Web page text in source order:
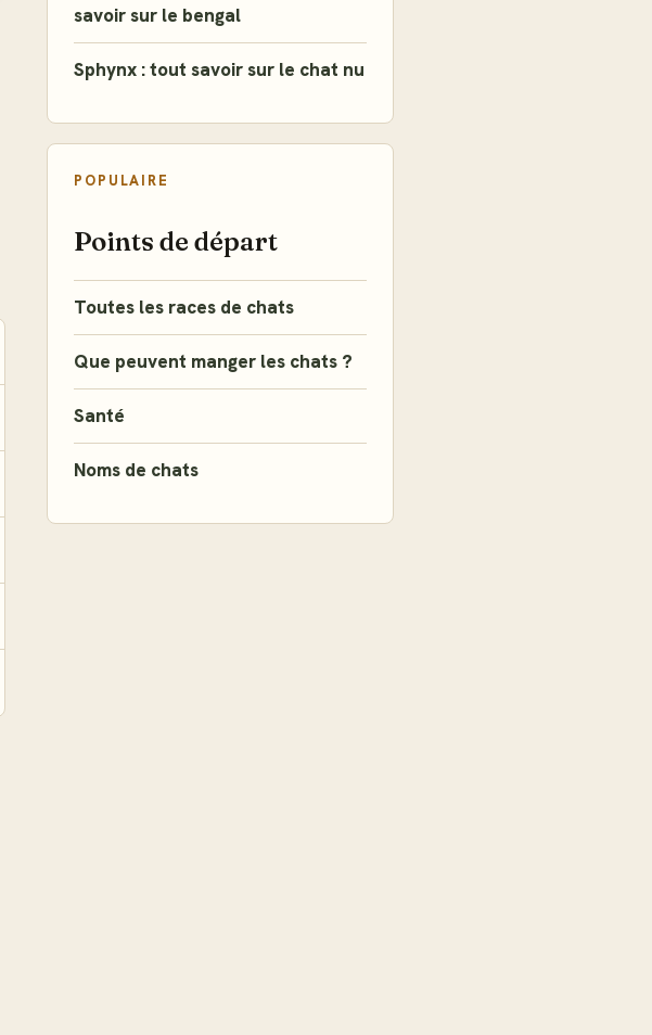
savoir sur le bengal
Sphynx : tout savoir sur le chat nu
POPULAIRE
Points de départ
Toutes les races de chats
Que peuvent manger les chats ?
Santé
Noms de chats